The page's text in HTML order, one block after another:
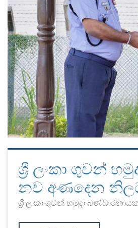
ශ්‍රී ලංකා ගුවන්
නව අණදෙන
ශ්‍රී ලංකා ගුවන් හමුදා